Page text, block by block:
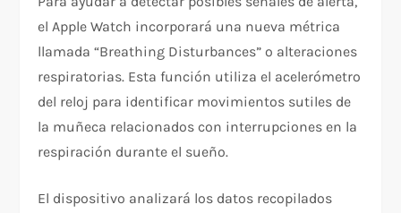
el Apple Watch incorporará una nueva métrica
llamada “Breathing Disturbances” o alteraciones
respiratorias. Esta función utiliza el acelerómetro
del reloj para identificar movimientos sutiles de
la muñeca relacionados con interrupciones en la
respiración durante el sueño.
El dispositivo analizará los datos recopilados